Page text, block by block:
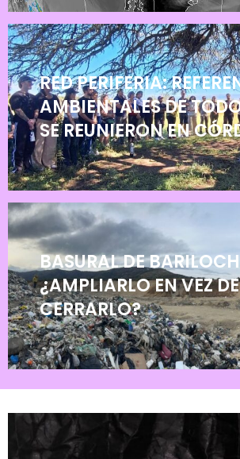
RED PERIFERIA:
AMBIENTALES DE
SE REUNIERON EN
BASURAL DE
¿AMPLIARLO EN VEZ DE
CERRARLO?